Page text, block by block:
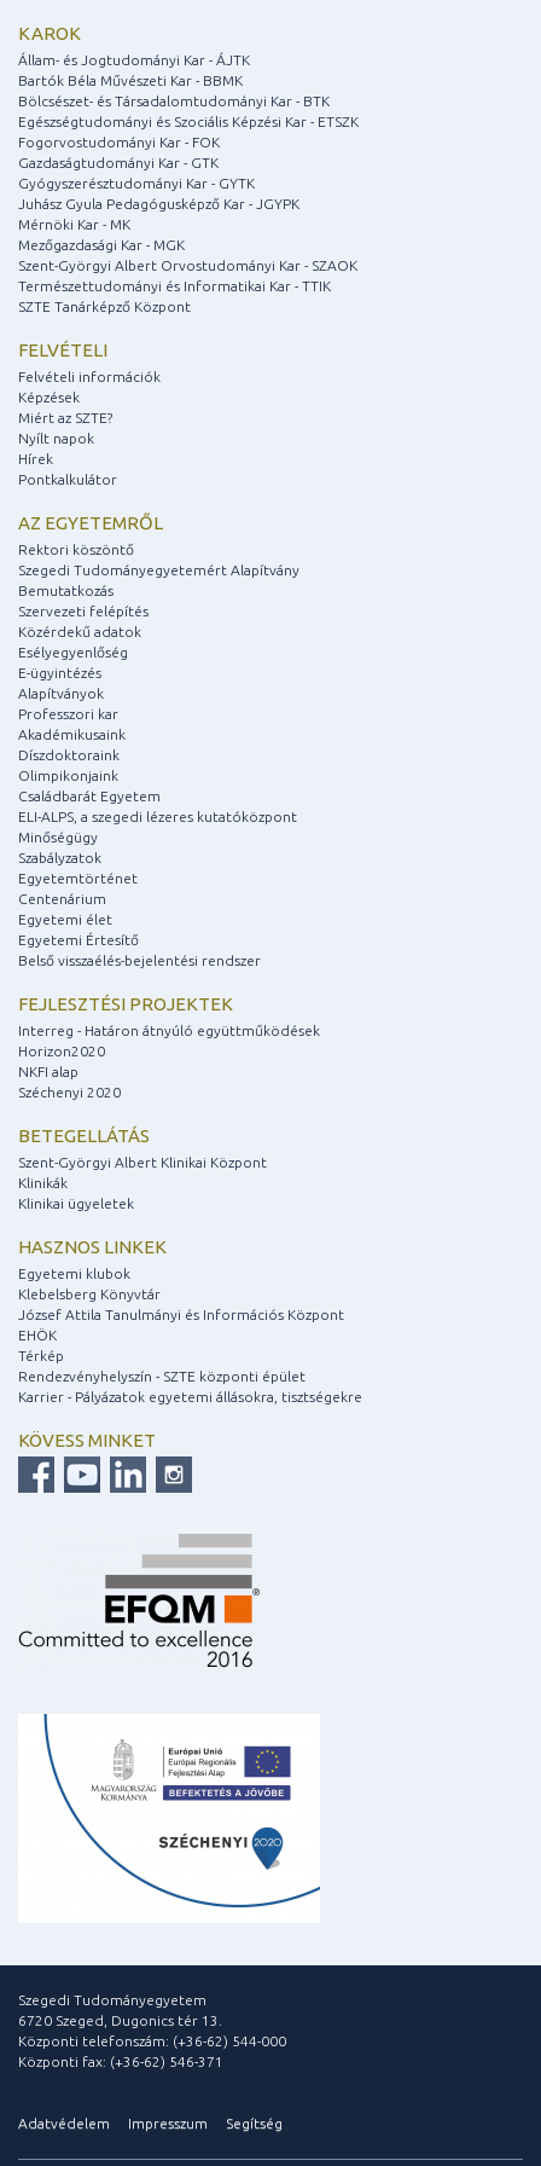
KAROK
Állam- és Jogtudományi Kar - ÁJTK
Bartók Béla Művészeti Kar - BBMK
Bölcsészet- és Társadalomtudományi Kar - BTK
Egészségtudományi és Szociális Képzési Kar - ETSZK
Fogorvostudományi Kar - FOK
Gazdaságtudományi Kar - GTK
Gyógyszerésztudományi Kar - GYTK
Juhász Gyula Pedagógusképző Kar - JGYPK
Mérnöki Kar - MK
Mezőgazdasági Kar - MGK
Szent-Györgyi Albert Orvostudományi Kar - SZAOK
Természettudományi és Informatikai Kar - TTIK
SZTE Tanárképző Központ
FELVÉTELI
Felvételi információk
Képzések
Miért az SZTE?
Nyílt napok
Hírek
Pontkalkulátor
AZ EGYETEMRŐL
Rektori köszöntő
Szegedi Tudományegyetemért Alapítvány
Bemutatkozás
Szervezeti felépítés
Közérdekű adatok
Esélyegyenlőség
E-ügyintézés
Alapítványok
Professzori kar
Akadémikusaink
Díszdoktoraink
Olimpikonjaink
Családbarát Egyetem
ELI-ALPS, a szegedi lézeres kutatóközpont
Minőségügy
Szabályzatok
Egyetemtörténet
Centenárium
Egyetemi élet
Egyetemi Értesítő
Belső visszaélés-bejelentési rendszer
FEJLESZTÉSI PROJEKTEK
Interreg - Határon átnyúló együttműködések
Horizon2020
NKFI alap
Széchenyi 2020
BETEGELLÁTÁS
Szent-Györgyi Albert Klinikai Központ
Klinikák
Klinikai ügyeletek
HASZNOS LINKEK
Egyetemi klubok
Klebelsberg Könyvtár
József Attila Tanulmányi és Információs Központ
EHÖK
Térkép
Rendezvényhelyszín - SZTE központi épület
Karrier - Pályázatok egyetemi állásokra, tisztségekre
KÖVESS MINKET
Szegedi Tudományegyetem
6720 Szeged, Dugonics tér 13.
Központi telefonszám: (+36-62) 544-000
Központi fax: (+36-62) 546-371
Adatvédelem Impresszum Segítség